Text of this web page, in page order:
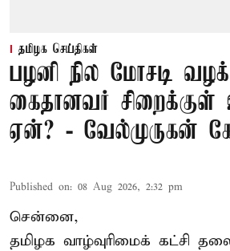
தமிழக செய்திகள்
பழனி நில மோசடி
கைதானவர் சிறைக்குள்
ஏன்? - வேல்முருகன்
Published on: 08 Aug 2026, 2:32 pm
சென்னை,
தமிழக வாழ்வுரிமைக் கட்சி